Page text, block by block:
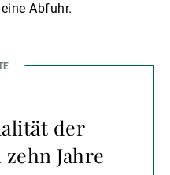
Abfuhr.
der
Jahre